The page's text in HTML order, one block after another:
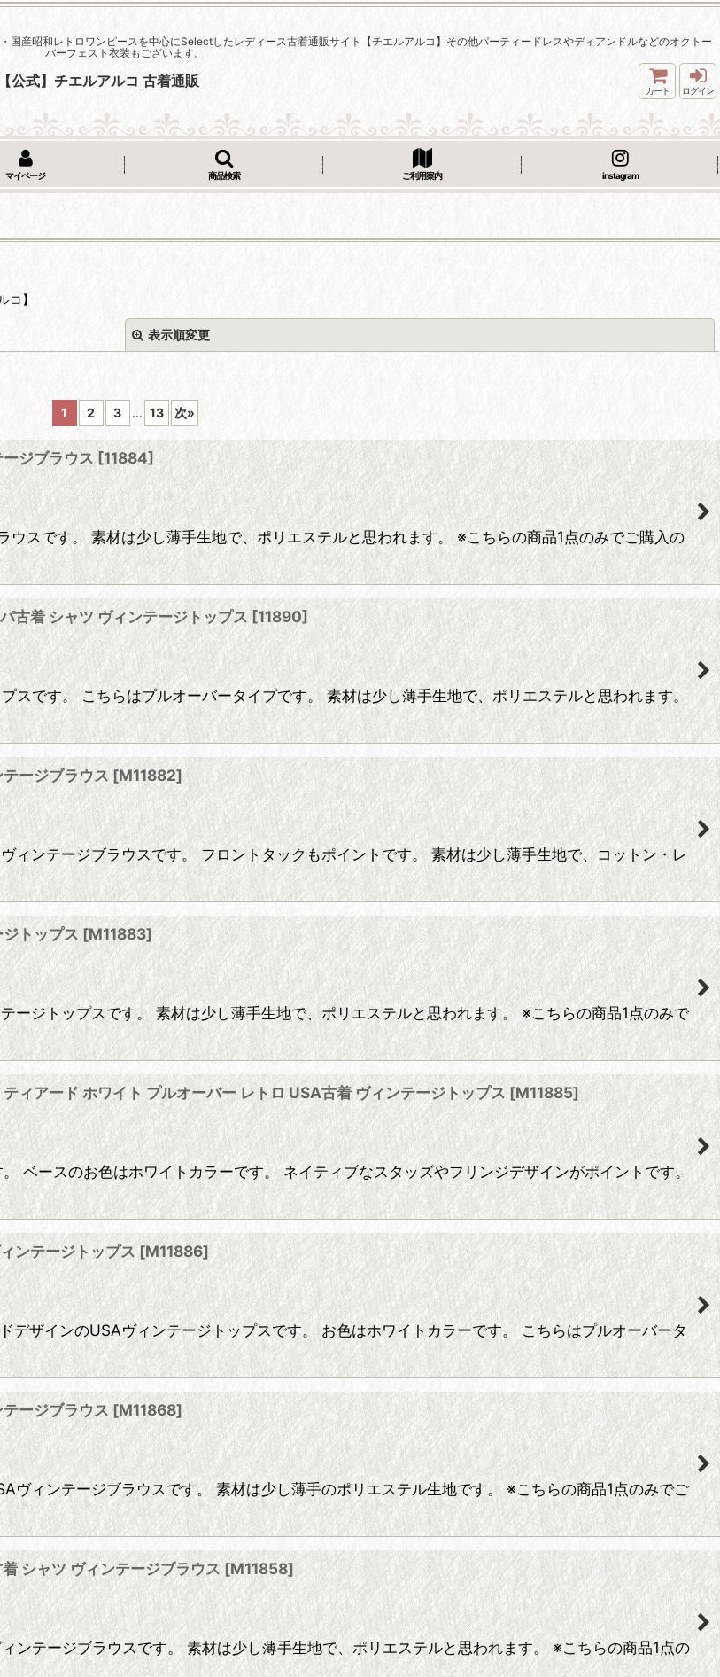
産昭和レトロワンピースを中心にSelectしたレディース古着通販サイト【チエルアルコ】その他パーティードレスやディアンドルなどのオクトー
バーフェスト衣装もございます。
【公式】チエルアルコ 古着通販
カート ログイン
マイページ 商品検索 ご利用案内 instagram
コ】
表示順変更
絞り込む
1 2 3 ... 13 次»
ジブラウス [11884]
スです。 素材は少し薄手生地で、ポリエステルと思われます。 ※こちらの商品1点のみでご購入の
古着 シャツ ヴィンテージトップス [11890]
です。 こちらはプルオーバータイプです。 素材は少し薄手生地で、ポリエステルと思われます。
ージブラウス [M11882]
ィンテージブラウスです。 フロントタックもポイントです。 素材は少し薄手生地で、コットン・レ
トップス [M11883]
ージトップスです。 素材は少し薄手生地で、ポリエステルと思われます。 ※こちらの商品1点のみで
ィアード ホワイト プルオーバー レトロ USA古着 ヴィンテージトップス [M11885]
ベースのお色はホワイトカラーです。 ネイティブなスタッズやフリンジデザインがポイントです。
ンテージトップス [M11886]
デザインのUSAヴィンテージトップスです。 お色はホワイトカラーです。 こちらはプルオーバータ
ージブラウス [M11868]
ヴィンテージブラウスです。 素材は少し薄手のポリエステル生地です。 ※こちらの商品1点のみでご
シャツ ヴィンテージブラウス [M11858]
ンテージブラウスです。 素材は少し薄手生地で、ポリエステルと思われます。 ※こちらの商品1点の